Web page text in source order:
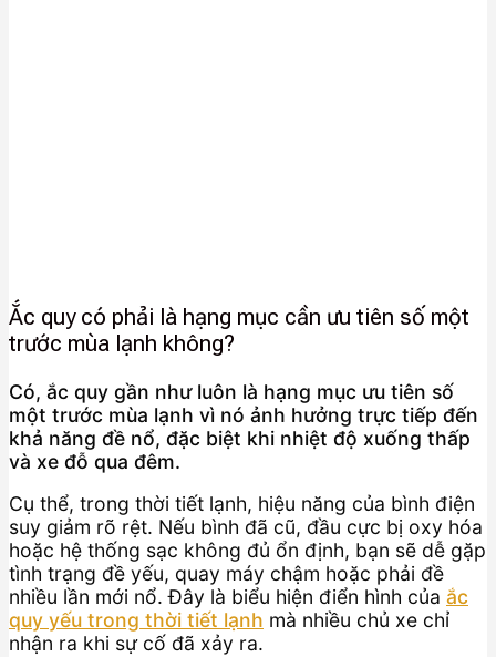
Ắc quy có phải là hạng mục cần ưu tiên số một
trước mùa lạnh không?
Có, ắc quy gần như luôn là hạng mục ưu tiên số
một trước mùa lạnh vì nó ảnh hưởng trực tiếp đến
khả năng đề nổ, đặc biệt khi nhiệt độ xuống thấp
và xe đỗ qua đêm.
Cụ thể, trong thời tiết lạnh, hiệu năng của bình điện
suy giảm rõ rệt. Nếu bình đã cũ, đầu cực bị oxy hóa
hoặc hệ thống sạc không đủ ổn định, bạn sẽ dễ gặp
tình trạng đề yếu, quay máy chậm hoặc phải đề
nhiều lần mới nổ. Đây là biểu hiện điển hình của ắc
quy yếu trong thời tiết lạnh mà nhiều chủ xe chỉ
nhận ra khi sự cố đã xảy ra.